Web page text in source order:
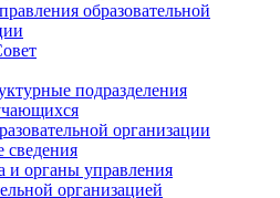
образовательной
подразделения
организации
и органы управления
организацией